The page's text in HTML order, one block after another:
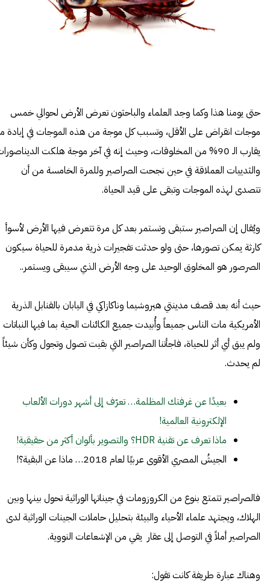
حتى يومنا هذا وكما وجد العلماء والباحثون تعرض الأرض لحوالي خمس
موجات انقراض على الأقل، وتسبب كل موجة من هذه الموجات في إبادة
يقارب الـ 90% من المخلوقات، وحيث إنه في آخر موجة هلكت
والثدييات العملاقة في حين نجحت الصراصير وللمرة الخامسة من أن
تتصدى لهذه الموجات وتبقى على قيد الحياة.
ويُقال إن الصراصير ستبقى وتستمر بعد كل مرة تتعرض فيها الأرض لأسوأ
كارثة يمكن تصورها، حتى ولو حدثت تفجيرات ذرية مدمرة للحياة سيكون
الصرصور هو المخلوق الوحيد على وجه الأرض الذي سيبقى ويستمر..
حيث أنه بعد قصف مدينتي هيروشيما وناكازاكي في اليابان بالقنابل الذرية
الأمريكية مات الناس جميعاً وأُبيدت جميع الكائنات الحية بما فيها النباتات
ولم يبق أي أثر للحياة، فاجأتنا الصراصير التي بقيت تصول وتجول وكأن شيئاً
لم يحدث.
بعيدًا عن غرفتك المظلمة… تعرّف إلى أشهر دورات الألعاب
الإلكترونية العالمية!
ماذا تعرف عن تقنية HDR؟ والتصوير بألوان أكثر من حقيقية!
الجيشُ المصري الأقوى عربيًا لعام 2018… ماذا عن البقية؟!
فالصراصير تتمتع بنوع من الكروزومات في جيناتها الوراثية تحول بينها وبين
الهلاك، ويجتهد علماء الأحياء والبيئة بتحليل حاملات الجينات الوراثية لدى
الصراصير أملاً في التوصل إلى عقار يقي من الإشعاعات النووية.
وهناك عبارة طريفة كانت تقول: